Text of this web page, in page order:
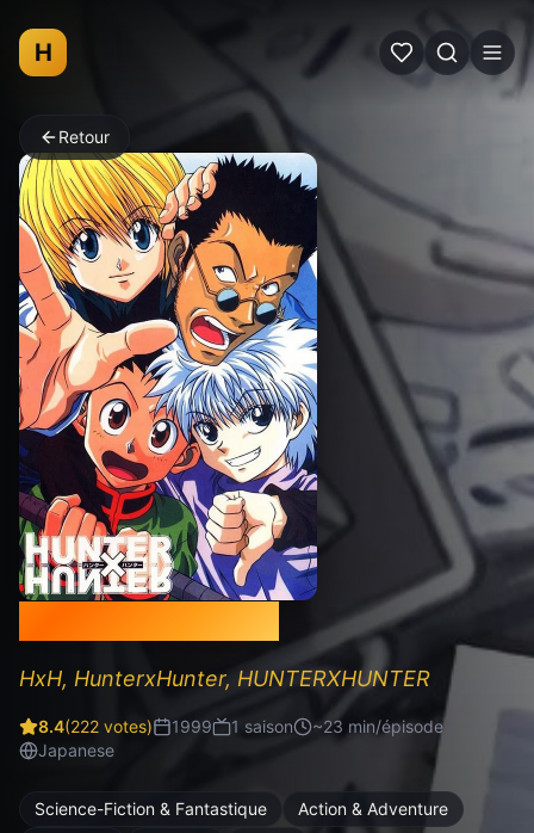
H
Retour
HxH, HunterxHunter, HUNTERXHUNTER
8.4(222 votes) 1999 1 saison ~23 min/épisode
Japanese
Science-Fiction & Fantastique
Action & Adventure